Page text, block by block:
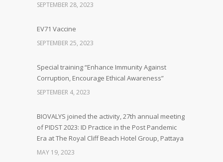
SEPTEMBER 28, 2023
EV71 Vaccine
SEPTEMBER 25, 2023
Special training “Enhance Immunity Against
Corruption, Encourage Ethical Awareness”
SEPTEMBER 4, 2023
BIOVALYS joined the activity, 27th annual meeting
of PIDST 2023: ID Practice in the Post Pandemic
Era at The Royal Cliff Beach Hotel Group, Pattaya
MAY 19, 2023